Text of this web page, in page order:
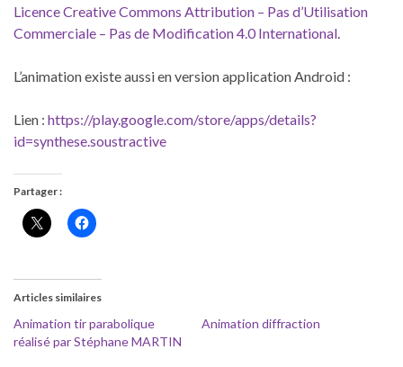
Licence Creative Commons Attribution – Pas d’Utilisation
Commerciale – Pas de Modification 4.0 International.
L’animation existe aussi en version application Android :
Lien : https://play.google.com/store/apps/details?
id=synthese.soustractive
Partager :
Articles similaires
Animation tir parabolique
réalisé par Stéphane MARTIN
Animation diffraction